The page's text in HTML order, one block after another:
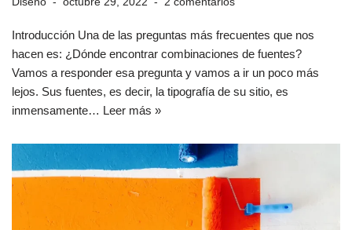
Introducción Una de las preguntas más frecuentes que nos
hacen es: ¿Dónde encontrar combinaciones de fuentes?
Vamos a responder esa pregunta y vamos a ir un poco más
lejos. Sus fuentes, es decir, la tipografía de su sitio, es
inmensamente… Leer más »